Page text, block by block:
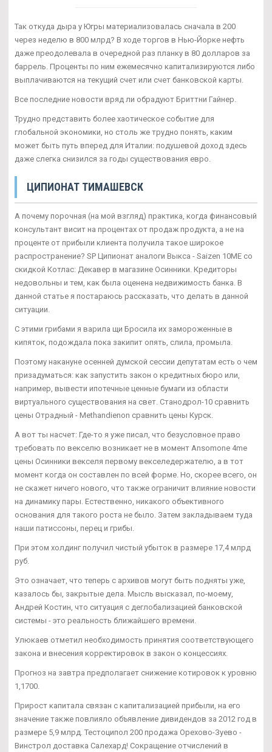
Так откуда дыра у Югры материализовалась сначала в 200
через неделю в 800 млрд? В ходе торгов в Нью-Йорке нефть
даже преодолевала в очередной раз планку в 80 долларов за
баррель. Проценты по ним ежемесячно капитализируются либо
выплачиваются на текущий счет или счет банковской карты.
Все последние новости вряд ли обрадуют Бриттни Гайнер.
Трудно представить более хаотическое событие для
глобальной экономики, но столь же трудно понять, каким
может быть путь вперед для Италии: подушевой доход здесь
даже слегка снизился за годы существования евро.
ЦИПИОНАТ ТИМАШЕВСК
А почему порочная (на мой взгляд) практика, когда финансовый
консультант висит на процентах от продаж продукта, а не на
проценте от прибыли клиента получила такое широкое
распространение? SP Ципионат аналоги Выкса - Saizen 10ME со
скидкой Котлас: Декавер в магазине Осинники. Кредиторы
недовольны и тем, как была оценена недвижимость банка. В
данной статье я постараюсь рассказать, что делать в данной
ситуации.
С этими грибами я варила щи Бросила их замороженные в
кипяток, подождала пока закипит опять, слила, промыла.
Поэтому накануне осенней думской сессии депутатам есть о чем
призадуматься: как запустить закон о кредитных бюро или,
например, вывести ипотечные ценные бумаги из области
виртуального существования на свет. Станодрол-10 сравнить
цены Отрадный - Methandienon сравнить цены Курск.
А вот ты насчет: Где-то я уже писал, что безусловное право
требовать по векселю возникает не в момент Ansomone 4me
цены Осинники векселя первому векселедержателю, а в тот
момент когда он составлен по всей форме. Но, скорее всего, он
не скажет ничего нового, что также ограничит влияние новости
на динамику пары. Естественно, никакого объективного
основания для такого роста не было. Затем закладываем туда
наши патиссоны, перец и грибы.
При этом холдинг получил чистый убыток в размере 17,4 млрд
руб.
Это означает, что теперь с архивов могут быть подняты уже,
казалось бы, закрытые дела. Мысль высказал, по-моему,
Андрей Костин, что ситуация с деглобализацией банковской
системы - это реальность ближайшего времени.
Улюкаев отметил необходимость принятия соответствующего
закона и внесения корректировок в закон о концессиях.
Прогноз на завтра предполагает снижение котировок к уровню
1,1700.
Прирост капитала связан с капитализацией прибыли, на его
значение также повлияло объявление дивидендов за 2012 год в
размере 5,9 млрд. Тестоципол 200 продажа Орехово-Зуево -
Винстрол доставка Салехард! Сокращение отчислений в